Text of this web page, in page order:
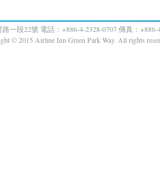
一段22號 電話：+886-4-2328-0707 傳真：+886-
© 2015 Airline Inn Green Park Way. All rights